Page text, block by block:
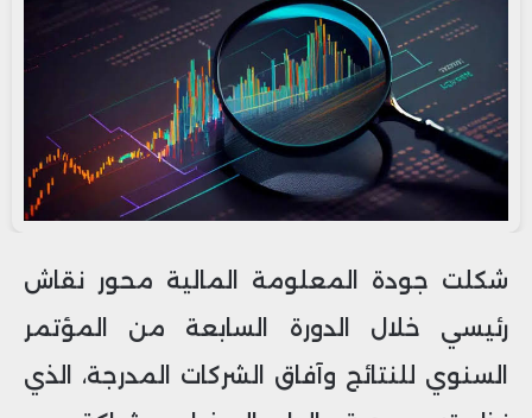
شكلت جودة المعلومة المالية محور نقاش
رئيسي خلال الدورة السابعة من المؤتمر
السنوي للنتائج وآفاق الشركات المدرجة، الذي